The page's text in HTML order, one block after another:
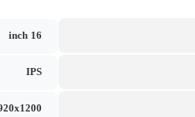
16 inch
IPS